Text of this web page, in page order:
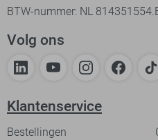
BTW-nummer: NL
Volg ons
Klantenservice
Bestellingen